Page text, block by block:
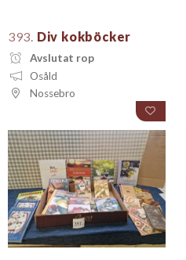
393. Div kokböcker
Avslutat rop
Osåld
Nossebro